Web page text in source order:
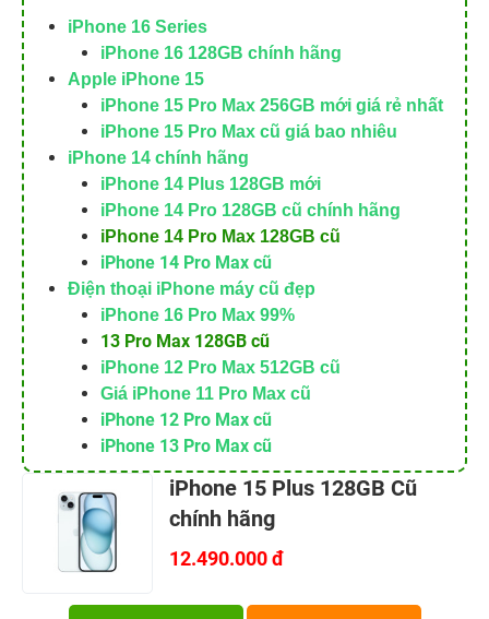
iPhone 16 Series
iPhone 16 128GB chính hãng
Apple iPhone 15
iPhone 15 Pro Max 256GB mới giá rẻ nhất
iPhone 15 Pro Max cũ giá bao nhiêu
iPhone 14 chính hãng
iPhone 14 Plus 128GB mới
iPhone 14 Pro 128GB cũ chính hãng
iPhone 14 Pro Max 128GB cũ
iPhone 14 Pro Max cũ
Điện thoại iPhone máy cũ đẹp
iPhone 16 Pro Max 99%
13 Pro Max 128GB cũ
iPhone 12 Pro Max 512GB cũ
Giá iPhone 11 Pro Max cũ
iPhone 12 Pro Max cũ
iPhone 13 Pro Max cũ
iPhone 15 Plus 128GB Cũ
chính hãng
12.490.000 đ